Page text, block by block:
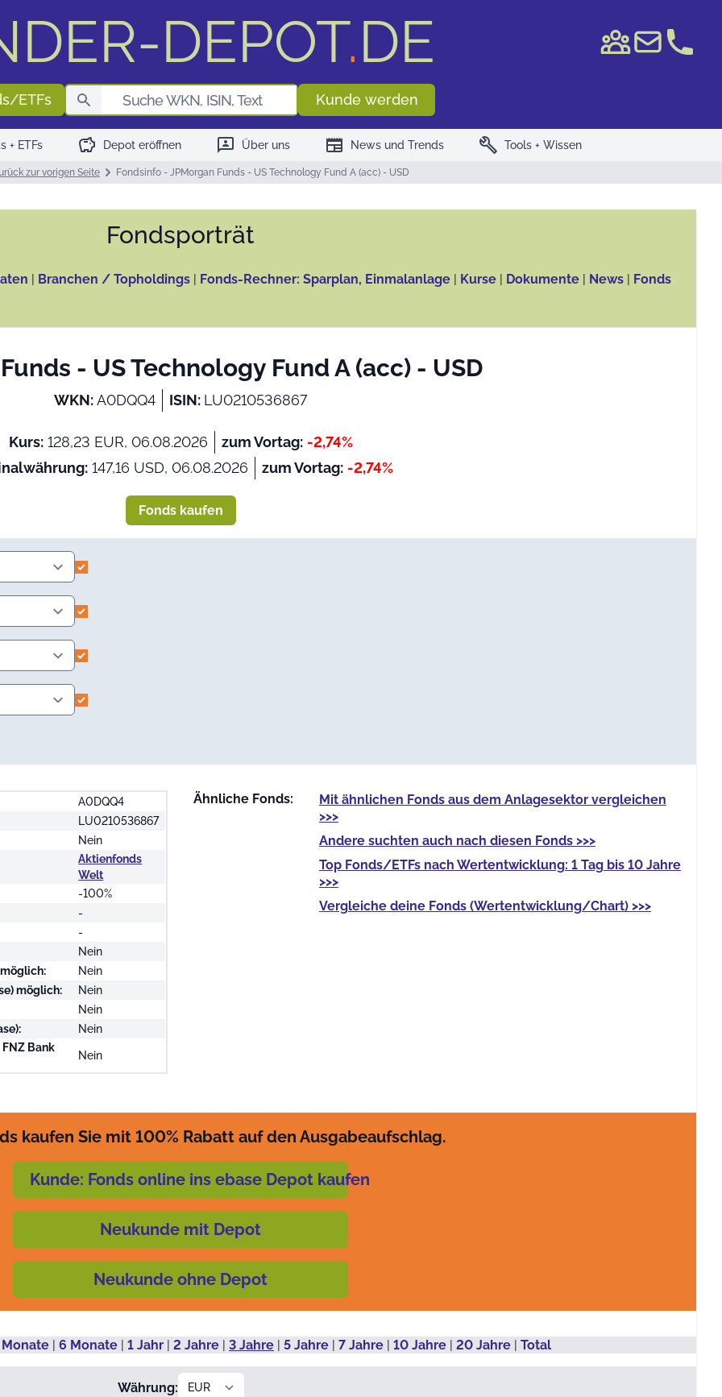
DEPOT.DE
ETFs Fondssuche WKN/ISIN
Kunde werden
+ ETFs savings Depot eröffnen 3p Über uns newspaper News und Trends build Tools + Wissen
zur vorigen Seite Fondsinfo - JPMorgan Funds - US Technology Fund A (acc) - USD
Fonds­porträt
| Branchen / Topholdings | Fonds-Rechner: Sparplan, Einmalanlage | Kurse | Dokumente | News | Fonds
- US Technology Fund A (acc) - USD
WKN:A0DQQ4 ISIN: LU0210536867
Kurs:128,23 EUR, 06.08.2026 zum Vortag: -2,74%
147,16 USD, 06.08.2026 zum Vortag: -2,74%
Fonds kaufen
A0DQQ4
LU0210536867
Nein
Aktienfonds
Welt
-100%
-
-
Nein
möglich:
Nein
möglich:
Nein
Nein
Nein
Bank
Nein
Ähnliche Fonds: Mit ähnlichen Fondsaus dem Anlagesektor vergleichen
>>>
Anderesuchten auch nach diesen Fonds >>>
Top Fonds/ETFsnach Wertentwicklung: 1 Tag bis 10 Jahre
>>>
Vergleiche deine Fonds(Wertentwicklung/Chart) >>>
kaufen Sie mit 100% Rabatt auf den Ausgabeaufschlag.
Kunde: Fonds online ins ebase Depot kaufen
Neukunde mit Depot
Neukunde ohne Depot
Monate | 6 Monate | 1 Jahr | 2 Jahre | 3 Jahre | 5 Jahre | 7 Jahre | 10 Jahre | 20 Jahre | Total
Währung: